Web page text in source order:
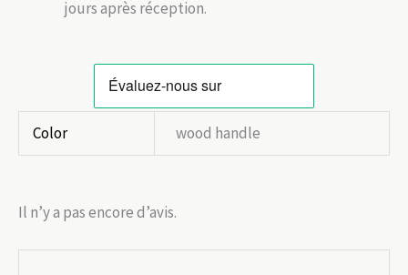
jours après réception.
Color wood handle
Il n’y a pas encore d’avis.